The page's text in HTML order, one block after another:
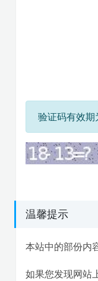
验证码有效
温馨提示
本站中的部份内
如果您发现网站